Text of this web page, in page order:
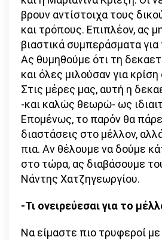
βρουν αντίστοιχα τους
και τρόπους. Επιπλέον, ας
βιαστικά συμπεράσματα
Ας θυμηθούμε ότι τη
και όλες μιλούσαν για
Στις μέρες μας, αυτή η
-και καλώς θεωρώ- ως
Επομένως, το παρόν θα
διαστάσεις στο μέλλον,
πια. Αν θέλουμε να δούμε
στο τώρα, ας διαβάσουμε
Νάντης Χατζηγεωργίου.
-Τι ονειρεύεσαι για το
Να είμαστε πιο τρυφεροί